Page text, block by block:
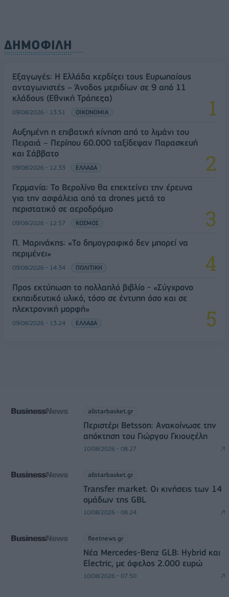
ΔΗΜΟΦΙΛΗ
Εξαγωγές: Η Ελλάδα κερδίζει τους Ευρωπαίους
ανταγωνιστές – Άνοδος μεριδίων σε 9 από 11
κλάδους (Εθνική Τράπεζα)
09/08/2026 - 13:51 ΟΙΚΟΝΟΜΙΑ
Αυξημένη η επιβατική κίνηση από το λιμάνι του
Πειραιά – Περίπου 60.000 ταξίδεψαν Παρασκευή
και Σάββατο
09/08/2026 - 12:33 ΕΛΛΑΔΑ
Γερμανία: Το Βερολίνο θα επεκτείνει την έρευνα
για την ασφάλεια από τα drones μετά το
περιστατικό σε αεροδρόμιο
09/08/2026 - 12:57 ΚΟΣΜΟΣ
Π. Μαρινάκης: «Το δημογραφικό δεν μπορεί να
περιμένει»
09/08/2026 - 14:34 ΠΟΛΙΤΙΚΗ
Προς εκτύπωση το πολλαπλό βιβλίο - «Σύγχρονο
εκπαιδευτικό υλικό, τόσο σε έντυπη όσο και σε
ηλεκτρονική μορφή»
09/08/2026 - 13:24 ΕΛΛΑΔΑ
allstarbasket.gr
Περιστέρι Betsson: Ανακοίνωσε την
απόκτηση του Γιώργου Γκιουζέλη
10/08/2026 - 08:27
allstarbasket.gr
Transfer market: Οι κινήσεις των 14
ομάδων της GBL
10/08/2026 - 08:24
fleetnews.gr
Νέα Mercedes-Benz GLB: Hybrid και
Electric, με όφελος 2.000 ευρώ
10/08/2026 - 07:50